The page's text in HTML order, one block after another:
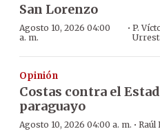
San Lorenzo
Agosto 10, 2026 04:00
a. m.
· P.
Opinión
Costas contra el
paraguayo
Agosto 10, 2026 04:00 a. m. · Raúl